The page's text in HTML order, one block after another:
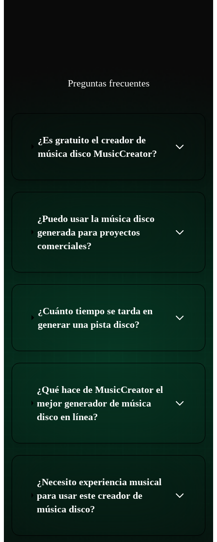
Preguntas frecuentes
¿Es gratuito el creador de
música disco MusicCreator?
¿Puedo usar la música disco
generada para proyectos
comerciales?
¿Cuánto tiempo se tarda en
generar una pista disco?
¿Qué hace de MusicCreator el
mejor generador de música
disco en línea?
¿Necesito experiencia musical
para usar este creador de
música disco?